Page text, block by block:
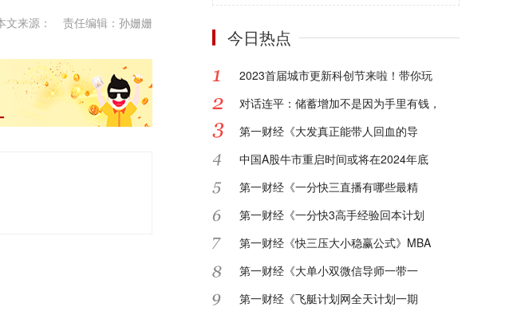
文来源： 责任编辑：孙姗姗
今日热点
2023首届城市更新科创节来啦！带你玩
对话连平：储蓄增加不是因为手里有钱，
第一财经《大发真正能带人回血的导
中国A股牛市重启时间或将在2024年底
第一财经《一分快三直播有哪些最精
第一财经《一分快3高手经验回本计划
第一财经《快三压大小稳赢公式》MBA
第一财经《大单小双微信导师一带一
第一财经《飞艇计划网全天计划一期